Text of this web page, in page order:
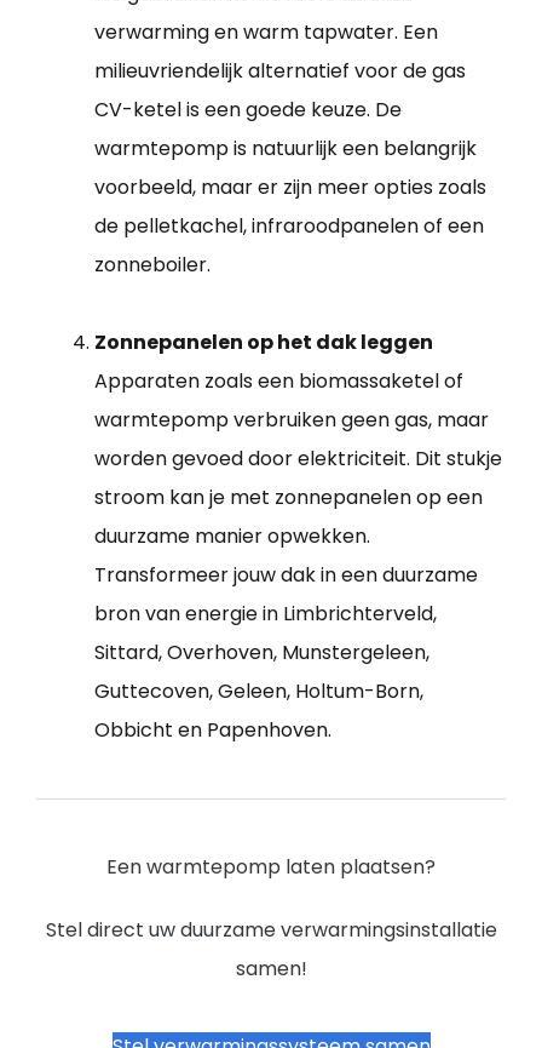
verwarming en warm tapwater. Een
milieuvriendelijk alternatief voor de gas
CV-ketel is een goede keuze. De
warmtepomp is natuurlijk een belangrijk
voorbeeld, maar er zijn meer opties zoals
de pelletkachel, infraroodpanelen of een
zonneboiler.
Zonnepanelen op het dak leggen
Apparaten zoals een biomassaketel of
warmtepomp verbruiken geen gas, maar
worden gevoed door elektriciteit. Dit stukje
stroom kan je met zonnepanelen op een
duurzame manier opwekken.
Transformeer jouw dak in een duurzame
bron van energie in Limbrichterveld,
Sittard, Overhoven, Munstergeleen,
Guttecoven, Geleen, Holtum-Born,
Obbicht en Papenhoven.
Een warmtepomp laten plaatsen?
Stel direct uw duurzame verwarmingsinstallatie
samen!